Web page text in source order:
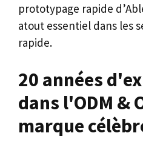
prototypage rapide
atout essentiel dans les
rapide.
20 années
dans l'ODM &
marque